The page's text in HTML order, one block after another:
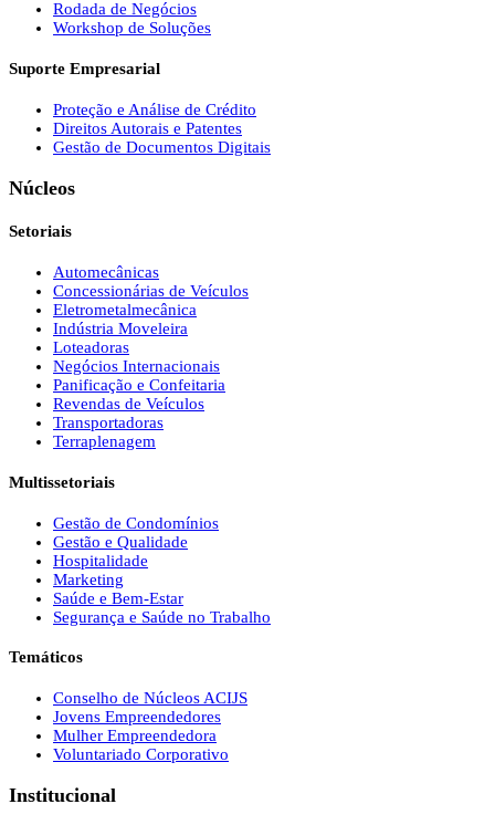
Rodada de Negócios
Workshop de Soluções
Suporte Empresarial
Proteção e Análise de Crédito
Direitos Autorais e Patentes
Gestão de Documentos Digitais
Núcleos
Setoriais
Automecânicas
Concessionárias de Veículos
Eletrometalmecânica
Indústria Moveleira
Loteadoras
Negócios Internacionais
Panificação e Confeitaria
Revendas de Veículos
Transportadoras
Terraplenagem
Multissetoriais
Gestão de Condomínios
Gestão e Qualidade
Hospitalidade
Marketing
Saúde e Bem-Estar
Segurança e Saúde no Trabalho
Temáticos
Conselho de Núcleos ACIJS
Jovens Empreendedores
Mulher Empreendedora
Voluntariado Corporativo
Institucional